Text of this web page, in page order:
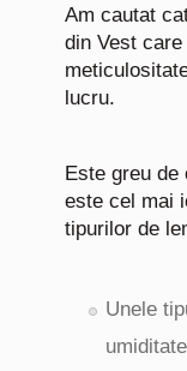
Am cautat
din Vest
lucru.
Este greu de
este cel mai
tipurilor de
Unele